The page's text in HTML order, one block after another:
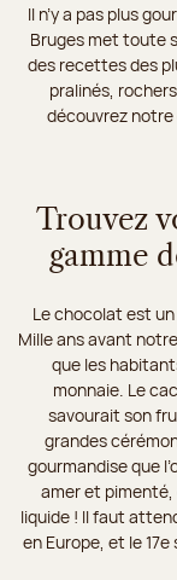
Il n’y a pas plus
Bruges met toute
des recettes des
pralinés,
découvrez notre
Trouvez
gamme
Le chocolat est
Mille ans avant
que les
monnaie. Le
savourait son
grandes
gourmandise que
amer et pimenté,
liquide ! Il faut
en Europe, et le